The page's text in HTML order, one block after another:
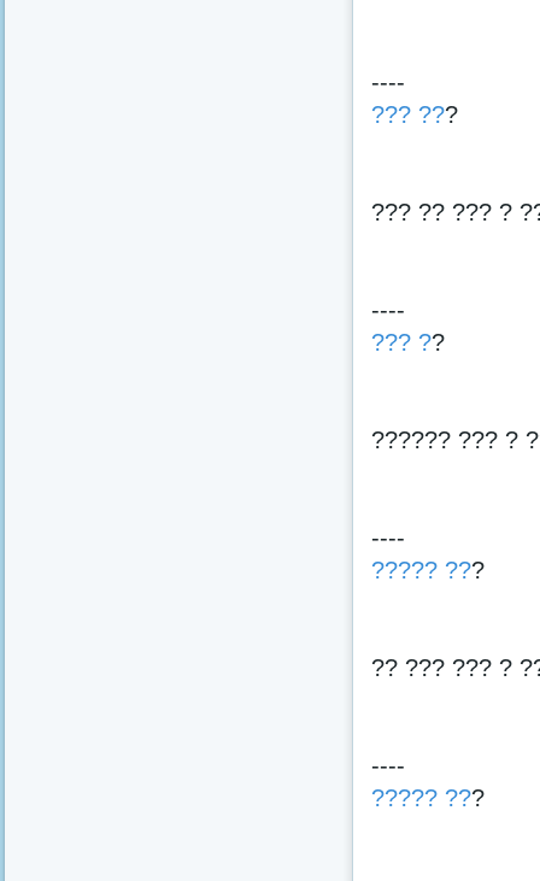
----
??? ???
??? ?? ??? ?
----
??? ??
?????? ??? ?
----
????? ???
?? ??? ??? ?
----
????? ???